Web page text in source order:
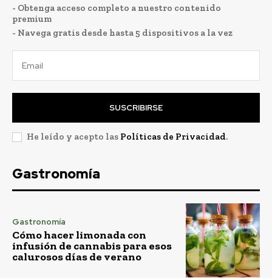
- Obtenga acceso completo a nuestro contenido
premium
- Navega gratis desde hasta 5 dispositivos a la vez
SUSCRIBIRSE
He leído y acepto las Políticas de Privacidad.
Gastronomía
Gastronomía
Cómo hacer limonada con
infusión de cannabis para esos
calurosos días de verano